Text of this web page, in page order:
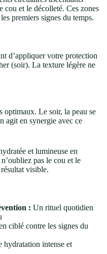
cou et le décolleté. Ces zones
premiers signes du temps.
d’appliquer votre protection
(soir). La texture légère ne
optimaux. Le soir, la peau se
agit en synergie avec ce
et lumineuse en
pas le cou et le
visible.
: Un rituel quotidien
ciblé contre les signes du
hydratation intense et